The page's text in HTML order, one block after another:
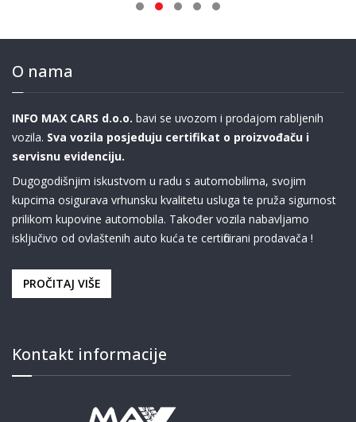
O nama
INFO MAX CARS d.o.o. bavi se uvozom i prodajom rabljenih
vozila. Sva vozila posjeduju certifikat o proizvođaču i
servisnu evidenciju.
Dugogodišnjim iskustvom u radu s automobilima, svojim
kupcima osigurava vrhunsku kvalitetu usluga te pruža sigurnost
prilikom kupovine automobila. Također vozila nabavljamo
isključivo od ovlaštenih auto kuća te certificirani prodavača !
PROČITAJ VIŠE
Kontakt informacije